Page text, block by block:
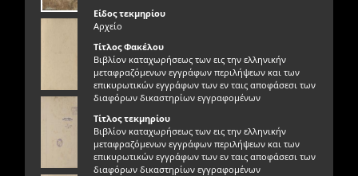
Είδος τεκμηρίου
Αρχείο
Τίτλος Φακέλου
Βιβλίον καταχωρήσεως των εις την ελληνικήν
μεταφραζόμενων εγγράφων περιλήψεων και των
επικυρωτικών εγγράφων των εν ταις αποφάσεσι των
διαφόρων δικαστηρίων εγγραφομένων
Τίτλος τεκμηρίου
Βιβλίον καταχωρήσεως των εις την ελληνικήν
μεταφραζόμενων εγγράφων περιλήψεων και των
επικυρωτικών εγγράφων των εν ταις αποφάσεσι των
διαφόρων δικαστηρίων εγγραφομένων